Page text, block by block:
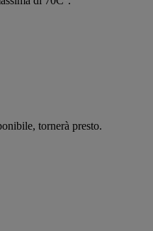
tornerà presto.